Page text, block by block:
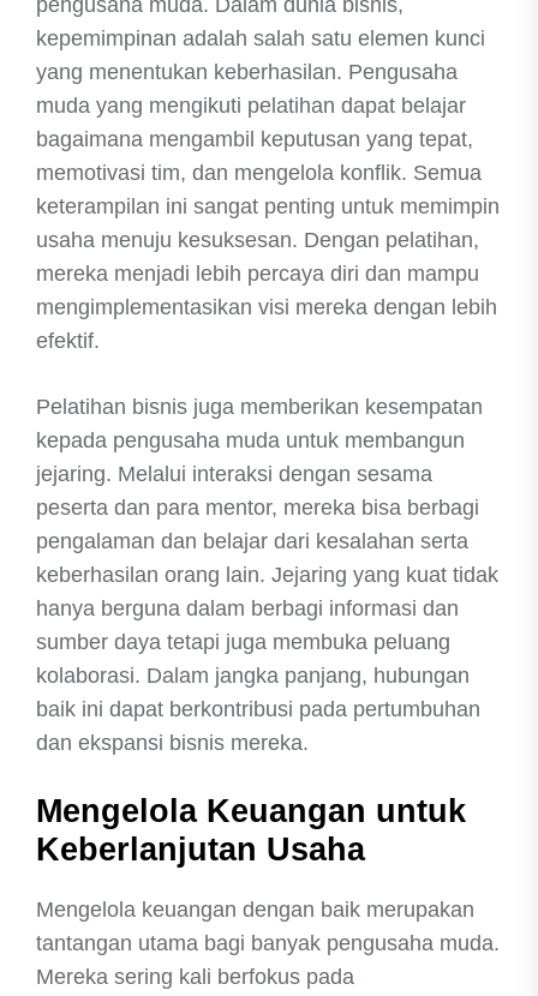
pengusaha muda. Dalam dunia bisnis,
kepemimpinan adalah salah satu elemen kunci
yang menentukan keberhasilan. Pengusaha
muda yang mengikuti pelatihan dapat belajar
bagaimana mengambil keputusan yang tepat,
memotivasi tim, dan mengelola konflik. Semua
keterampilan ini sangat penting untuk memimpin
usaha menuju kesuksesan. Dengan pelatihan,
mereka menjadi lebih percaya diri dan mampu
mengimplementasikan visi mereka dengan lebih
efektif.
Pelatihan bisnis juga memberikan kesempatan
kepada pengusaha muda untuk membangun
jejaring. Melalui interaksi dengan sesama
peserta dan para mentor, mereka bisa berbagi
pengalaman dan belajar dari kesalahan serta
keberhasilan orang lain. Jejaring yang kuat tidak
hanya berguna dalam berbagi informasi dan
sumber daya tetapi juga membuka peluang
kolaborasi. Dalam jangka panjang, hubungan
baik ini dapat berkontribusi pada pertumbuhan
dan ekspansi bisnis mereka.
Mengelola Keuangan untuk
Keberlanjutan Usaha
Mengelola keuangan dengan baik merupakan
tantangan utama bagi banyak pengusaha muda.
Mereka sering kali berfokus pada